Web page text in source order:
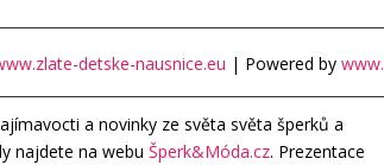
detske-nausnice.eu | Powered by
a novinky ze světa světa šperků a
najdete na webuŠperk&Móda.cz. Prezentace